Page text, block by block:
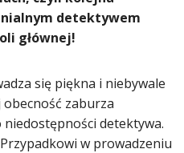
detektywem
głównej!
się piękna i niebywale
zaburza
detektywa.
w prowadzeniu